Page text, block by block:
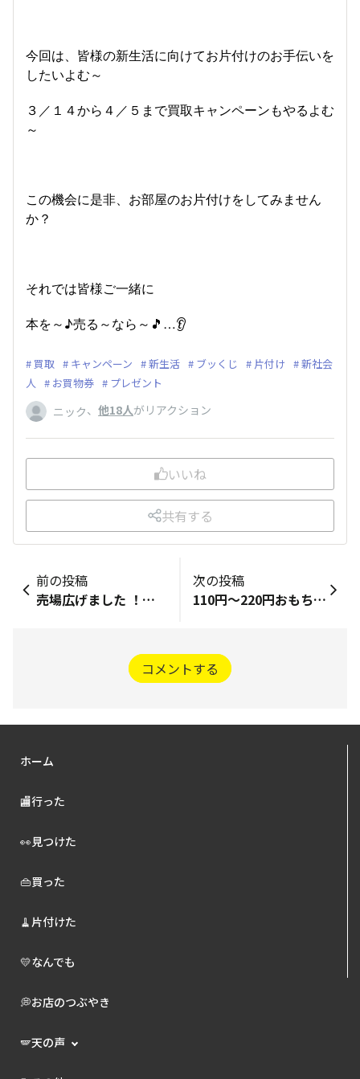
今回は、皆様の新生活に向けてお片付けのお手伝いを
したいよむ～
３／１４から４／５まで買取キャンペーンもやるよむ
～
この機会に是非、お部屋のお片付けをしてみません
か？
それでは皆様ご一緒に
本を～♪売る～なら～🎵…👂
買取 キャンペーン 新生活 ブッくじ 片付け
新社会
人
お買物券 プレゼント
ニック、 他18人がリアクション
いいね
共有する
前の投稿
売場広げました ！！！
次の投稿
110円〜220円おもちゃ商品追加😀
コメントする
ホーム
🏬行った
👀見つけた
👜買った
🧹片付けた
💛なんでも
💭お店のつぶやき
🪽天の声